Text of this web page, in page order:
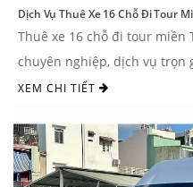
Dịch Vụ Thuê Xe 16 Chỗ Đi Tour
Thuê xe 16 chỗ đi tour miền
chuyên nghiệp, dịch vụ trọn
ngay bảng giá và dòng xe ...
XEM CHI TIẾT